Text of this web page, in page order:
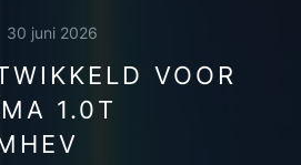
30 juni 2026
VOOR
1.0T